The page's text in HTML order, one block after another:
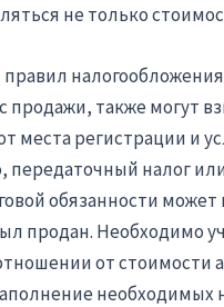
не только
продажи, также могут
места регистрации и
передаточный налог
обязанности
продан. Необходимо
от стоимости
необходимых